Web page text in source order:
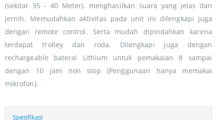
(sekitar 35 - 40 Meter). menghasilkan suara yang jelas dan
jernih. Memudahkan aktivitas pada unit ini dilengkapi juga
dengan remote control. Serta mudah dipindahkan karena
terdapat trolley dan roda. Dilengkapi juga dengan
rechargeable baterai Lithium untuk pemakaian 8 sampai
dengan 10 jam non stop (Penggunaan hanya memakai
mikrofon).
Spesifikasi